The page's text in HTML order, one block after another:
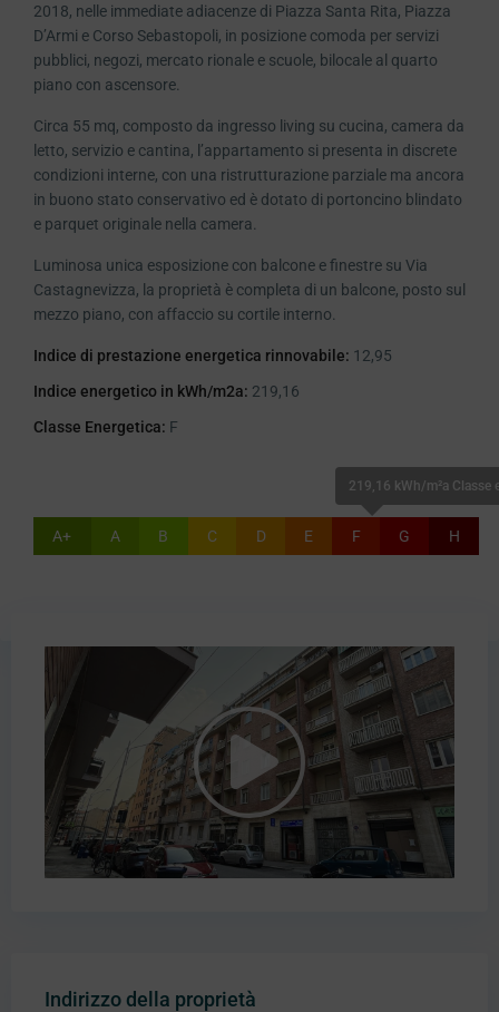
2018, nelle immediate adiacenze di Piazza Santa Rita, Piazza
D’Armi e Corso Sebastopoli, in posizione comoda per servizi
pubblici, negozi, mercato rionale e scuole, bilocale al quarto
piano con ascensore.
Circa 55 mq, composto da ingresso living su cucina, camera da
letto, servizio e cantina, l’appartamento si presenta in discrete
condizioni interne, con una ristrutturazione parziale ma ancora
in buono stato conservativo ed è dotato di portoncino blindato
e parquet originale nella camera.
Luminosa unica esposizione con balcone e finestre su Via
Castagnevizza, la proprietà è completa di un balcone, posto sul
mezzo piano, con affaccio su cortile interno.
Indice di prestazione energetica rinnovabile: 12,95
Indice energetico in kWh/m2a: 219,16
Classe Energetica: F
A+ A B C D E
219,16 kWh/m²a Classe
F G H
Indirizzo della proprietà